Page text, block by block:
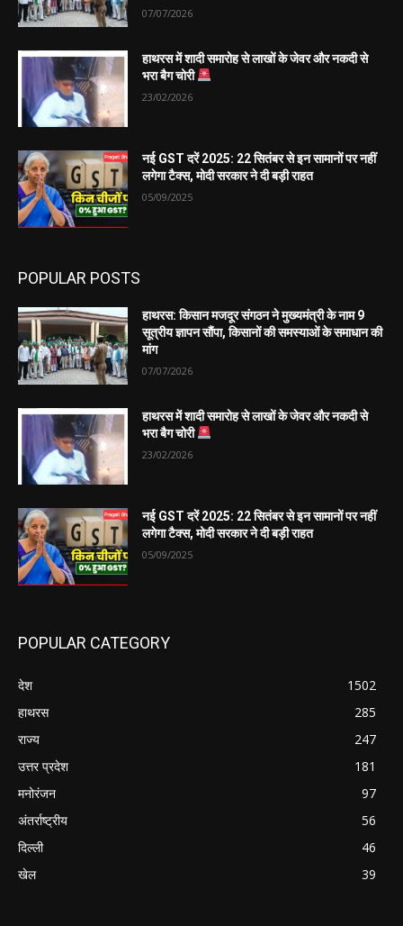
07/07/2026
हाथरस में शादी समारोह से लाखों के जेवर और नकदी से
भरा बैग चोरी
23/02/2026
नई GST दरें 2025: 22 सितंबर से इन सामानों पर नहीं
लगेगा टैक्स, मोदी सरकार ने दी बड़ी राहत
05/09/2025
POPULAR POSTS
हाथरस: किसान मजदूर संगठन ने मुख्यमंत्री के नाम 9
सूत्रीय ज्ञापन सौंपा, किसानों की समस्याओं के समाधान की
मांग
07/07/2026
हाथरस में शादी समारोह से लाखों के जेवर और नकदी से
भरा बैग चोरी
23/02/2026
नई GST दरें 2025: 22 सितंबर से इन सामानों पर नहीं
लगेगा टैक्स, मोदी सरकार ने दी बड़ी राहत
05/09/2025
POPULAR CATEGORY
देश
1502
हाथरस
285
राज्य
247
उत्तर प्रदेश
181
मनोरंजन
97
अंतर्राष्ट्रीय
56
दिल्ली
46
खेल
39